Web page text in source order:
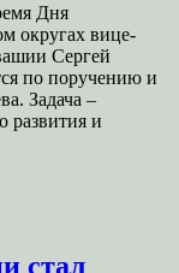
Дня
округах вице-
Сергей
по поручению и
Задача –
развития и
стал